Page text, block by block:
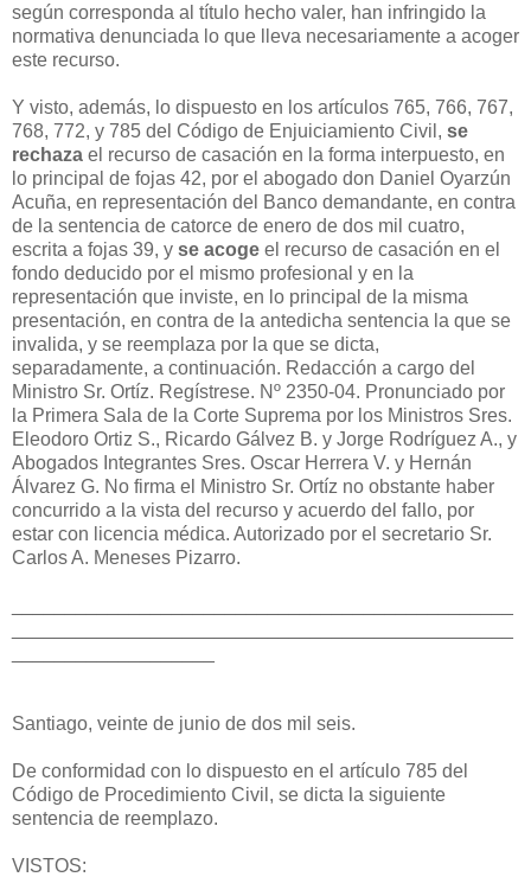
según corresponda al título hecho valer, han infringido la
normativa denunciada lo que lleva necesariamente a acoger
este recurso.
Y visto, además, lo dispuesto en los artículos 765, 766, 767,
768, 772, y 785 del Código de Enjuiciamiento Civil, se
rechaza el recurso de casación en la forma interpuesto, en
lo principal de fojas 42, por el abogado don Daniel Oyarzún
Acuña, en representación del Banco demandante, en contra
de la sentencia de catorce de enero de dos mil cuatro,
escrita a fojas 39, y se acoge el recurso de casación en el
fondo deducido por el mismo profesional y en la
representación que inviste, en lo principal de la misma
presentación, en contra de la antedicha sentencia la que se
invalida, y se reemplaza por la que se dicta,
separadamente, a continuación. Redacción a cargo del
Ministro Sr. Ortíz. Regístrese. Nº 2350-04. Pronunciado por
la Primera Sala de la Corte Suprema por los Ministros Sres.
Eleodoro Ortiz S., Ricardo Gálvez B. y Jorge Rodríguez A., y
Abogados Integrantes Sres. Oscar Herrera V. y Hernán
Álvarez G. No firma el Ministro Sr. Ortíz no obstante haber
concurrido a la vista del recurso y acuerdo del fallo, por
estar con licencia médica. Autorizado por el secretario Sr.
Carlos A. Meneses Pizarro.
Santiago, veinte de junio de dos mil seis.
De conformidad con lo dispuesto en el artículo 785 del
Código de Procedimiento Civil, se dicta la siguiente
sentencia de reemplazo.
VISTOS: